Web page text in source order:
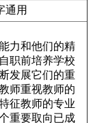
通用
力和他们的精
职前培养学校
发展它们的重
师重视教师的
征教师的专业
重要取向已成